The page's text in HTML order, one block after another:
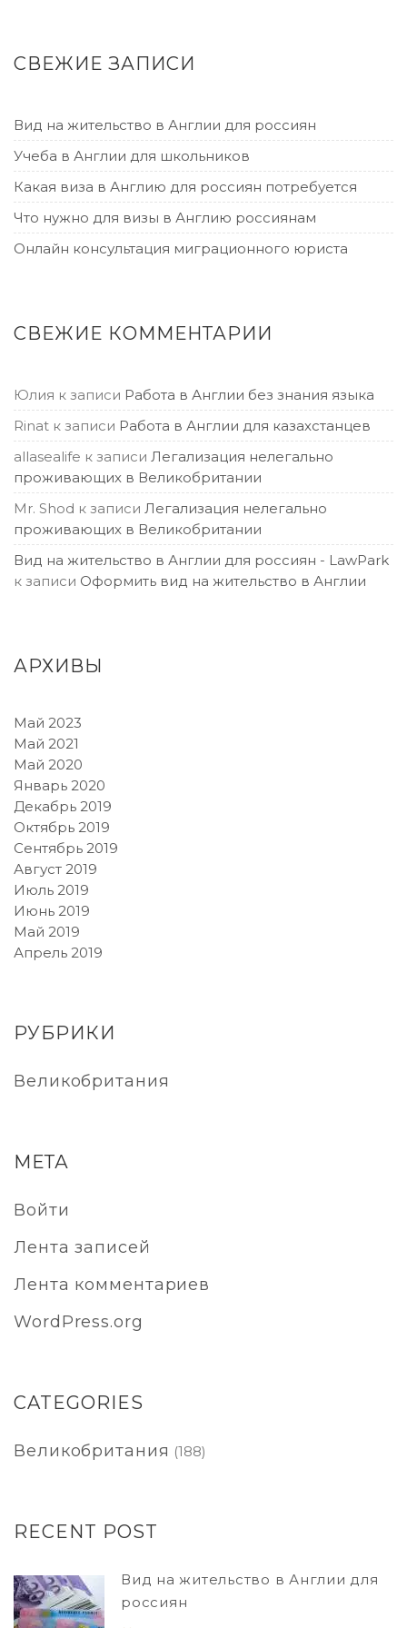
СВЕЖИЕ ЗАПИСИ
Вид на жительство в Англии для россиян
Учеба в Англии для школьников
Какая виза в Англию для россиян потребуется
Что нужно для визы в Англию россиянам
Онлайн консультация миграционного юриста
СВЕЖИЕ КОММЕНТАРИИ
Юлия к записи Работа в Англии без знания языка
Rinat к записи Работа в Англии для казахстанцев
allasealife к записи Легализация нелегально
проживающих в Великобритании
Mr. Shod к записи Легализация нелегально
проживающих в Великобритании
Вид на жительство в Англии для россиян - LawPark
к записи Оформить вид на жительство в Англии
АРХИВЫ
Май 2023
Май 2021
Май 2020
Январь 2020
Декабрь 2019
Октябрь 2019
Сентябрь 2019
Август 2019
Июль 2019
Июнь 2019
Май 2019
Апрель 2019
РУБРИКИ
Великобритания
МЕТА
Войти
Лента записей
Лента комментариев
WordPress.org
CATEGORIES
Великобритания (188)
RECENT POST
Вид на жительство в Англии для
россиян